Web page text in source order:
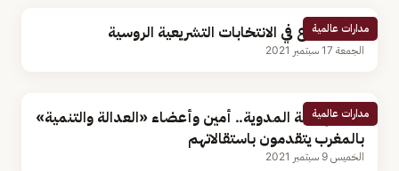
مدارات عالمية
بدء الاقتراع في الانتخابات التشريعية الروسية
الجمعة 17 سبتمبر 2021
مدارات عالمية
بعد الهزيمة المدوية.. أمين وأعضاء «العدالة والتنمية»
بالمغرب يتقدمون باستقالاتهم
الخميس 9 سبتمبر 2021